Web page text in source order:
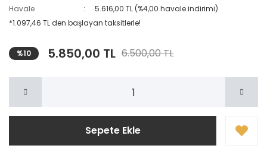
Havale
5.616,00 TL (%4,00 havale indirimi)
*1.097,46 TL den başlayan taksitlerle!
%10 5.850,00 TL 6.500,00 TL
Sepete Ekle